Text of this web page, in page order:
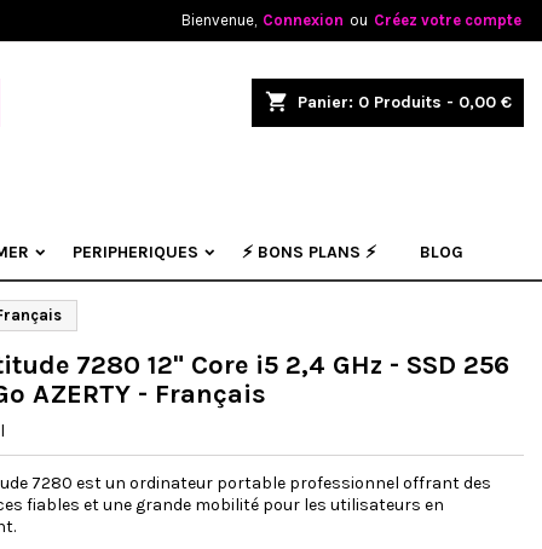
Bienvenue, Connexion ou Créez votre compte
shopping_cart Panier: 0 Produits - 0,00 €
PERIPHERIQUES ⚡ BONS PLANS ⚡ BLOG
7280 12" Core i5 2,4 GHz - SSD 256
AZERTY - Français
7280 est un ordinateur portable professionnel offrant des
fiables et une grande mobilité pour les utilisateurs en